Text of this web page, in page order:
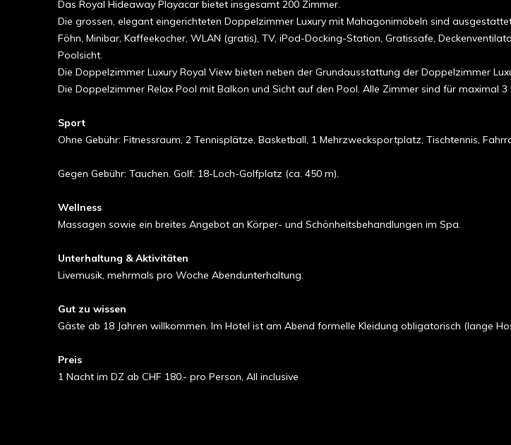
Das Royal Hideaway Playacar bietet insgesamt 200 Zimmer.
Die grossen, elegant eingerichteten Doppelzimmer Luxury mit Mahagonimöbeln sind
Föhn, Minibar, Kaffeekocher, WLAN (gratis), TV, iPod-Docking-Station, Gratissafe,
Poolsicht.
Die Doppelzimmer Luxury Royal View bieten neben der Grundausstattung der Doppelzimmer
Die Doppelzimmer Relax Pool mit Balkon und Sicht auf den Pool. Alle Zimmer sind für maximal 3
Sport
Ohne Gebühr: Fitnessraum, 2 Tennisplätze, Basketball, 1 Mehrzwecksportplatz, Tischtennis,
Gegen Gebühr: Tauchen. Golf: 18-Loch-Golfplatz (ca. 450 m).
Wellness
Massagen sowie ein breites Angebot an Körper- und Schönheitsbehandlungen im Spa.
Unterhaltung & Aktivitäten
Livemusik, mehrmals pro Woche Abendunterhaltung.
Gut zu wissen
Gäste ab 18 Jahren willkommen. Im Hotel ist am Abend formelle Kleidung obligatorisch (lange
Preis
1 Nacht im DZ ab CHF 180.- pro Person, All inclusive